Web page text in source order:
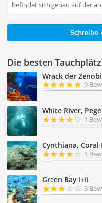
befindet sich genau auf der
Schreibe
Die besten
Wrack der
9
White River,
1
Cynthiana, Coral
1
Green Bay I+II
3